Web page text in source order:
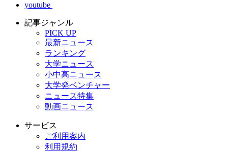
youtube
記事ジャンル
PICK UP
最新ニュース
ランキング
大学ニュース
小中高ニュース
大学発ベンチャー
ニュース特集
動画ニュース
サービス
ご利用案内
利用規約